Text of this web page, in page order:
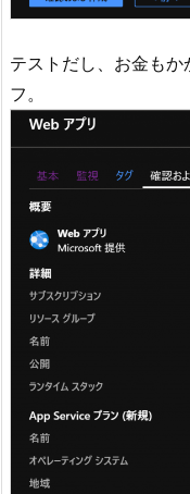
テストだし、お金も
フ。